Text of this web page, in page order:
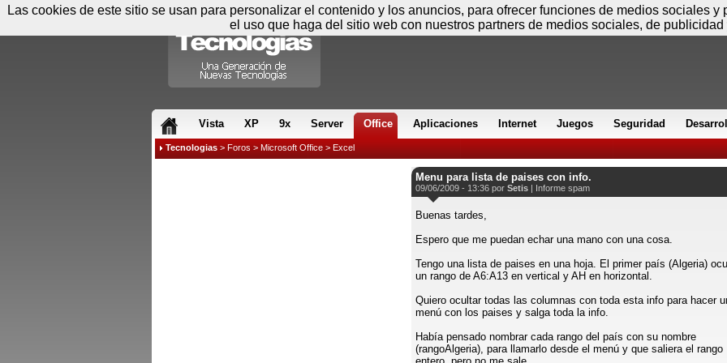
Vista XP 9x Server Office Aplicaciones Internet Juegos Seguridad
Tecnologias > Foros > Microsoft Office > Excel
Menu para lista de paises con info.
09/06/2009 - 13:36 por Setis | Informe spam
Buenas tardes,
Espero que me puedan echar una mano con una cosa.
Tengo una lista de paises en una hoja. El primer país (Algeria)
un rango de A6:A13 en vertical y AH en horizontal.
Quiero ocultar todas las columnas con toda esta info para hacer
menú con los paises y salga toda la info.
Había pensado nombrar cada rango del país con su nombre
(rangoAlgeria), para llamarlo desde el menú y que saliera el rango
Las cookies de este sitio se usan para personalizar el contenido y los anuncios, para ofrecer funciones de medios sociales
el uso que haga del sitio web con nuestros partners de medios sociales, de